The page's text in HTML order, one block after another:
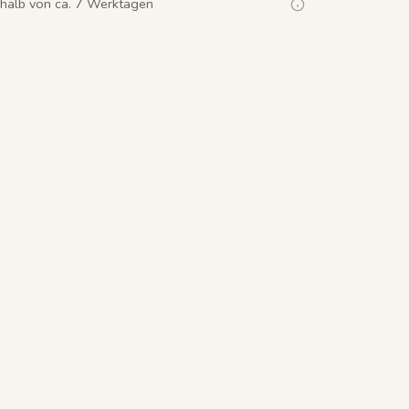
von ca. 7 Werktagen